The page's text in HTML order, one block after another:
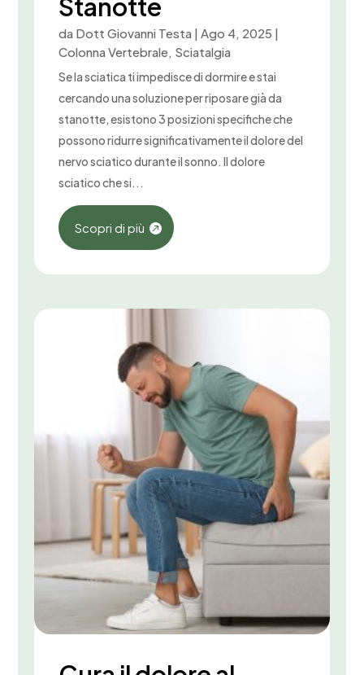
Stanotte
da Dott Giovanni Testa |Ago 4, 2025 |
Colonna Vertebrale, Sciatalgia
Se la sciatica ti impedisce di dormire e stai
cercando una soluzione per riposare già da
stanotte, esistono 3 posizioni specifiche che
possono ridurre significativamente il dolore del
nervo sciatico durante il sonno. Il dolore
sciatico che si...
Scopri di più